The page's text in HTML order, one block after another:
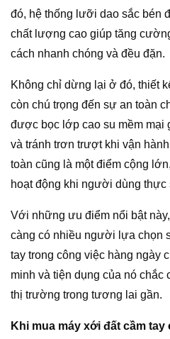
đó, hệ thống lưỡi dao sắc bén
chất lượng cao giúp tăng
cách nhanh chóng và đều đặn.
Không chỉ dừng lại ở đó, thiết
còn chú trọng đến sự an toàn
được bọc lớp cao su mềm mại
và tránh trơn trượt khi vận
toàn cũng là một điểm cộng
hoạt động khi người dùng thực
Với những ưu điểm nổi bật
càng có nhiều người lựa chọn
tay trong công việc hàng ngày
minh và tiện dụng của nó chắc
thị trường trong tương lai gần.
Khi mua máy xới đất cầm